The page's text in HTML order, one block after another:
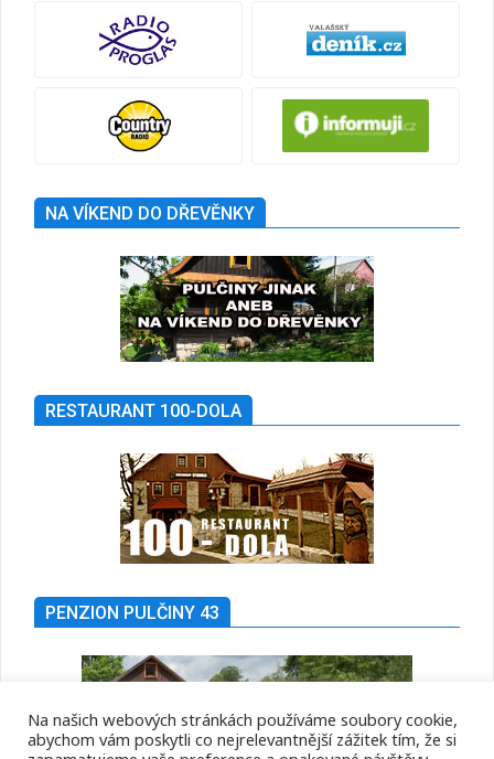
NA VÍKEND DO DŘEVĚNKY
RESTAURANT 100-DOLA
PENZION PULČINY 43
Na našich webových stránkách používáme soubory cookie,
abychom vám poskytli co nejrelevantnější zážitek tím, že si